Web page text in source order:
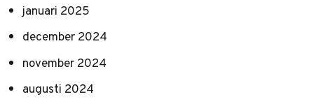
januari 2025
december 2024
november 2024
augusti 2024